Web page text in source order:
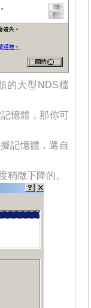
的大型NDS檔
憶體，那你可
記憶體，選自
稍微下降的。